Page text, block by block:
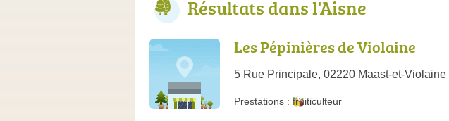
Résultats dans l'Aisne
Les Pépinières de Violaine
5 Rue Principale, 02220 Maast-et-Violaine
Prestations : fruiticulteur